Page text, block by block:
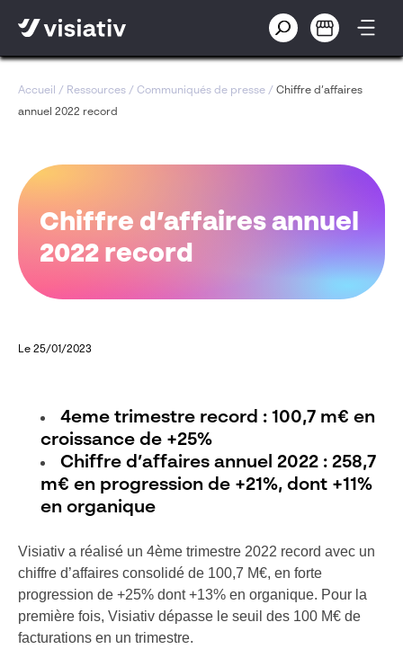
Accueil / Ressources / Communiqués de presse / Chiffre d’affaires
annuel 2022 record
Chiffre d’affaires annuel
2022 record
Le 25/01/2023
4eme trimestre record : 100,7 m€ en
croissance de +25%
Chiffre d’affaires annuel 2022 : 258,7
m€ en progression de +21%, dont +11%
en organique
Visiativ a réalisé un 4ème trimestre 2022 record avec un
chiffre d’affaires consolidé de 100,7 M€, en forte
progression de +25% dont +13% en organique. Pour la
première fois, Visiativ dépasse le seuil des 100 M€ de
facturations en un trimestre.